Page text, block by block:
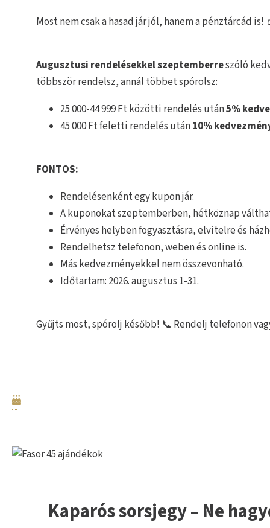
Most nem csak a hasad jár jól, hanem a pénztárcád is!
Augusztusi rendelésekkel szeptemberreszóló
többször rendelsz, annál többet spórolsz:
25 000-44 999 Ft közötti rendelés után5%
45 000 Ft feletti rendelés után10%
FONTOS:
Rendelésenként egy kupon jár.
A kuponokat szeptemberben, hétköznap
Érvényes helyben fogyasztásra, elvitelre és
Rendelhetsz telefonon, weben és online is.
Más kedvezményekkel nem összevonható.
Időtartam: 2026. augusztus 1-31.
Gyűjts most, spórolj később! 📞 Rendelj telefonon
Kaparós sorsjegy – Ne